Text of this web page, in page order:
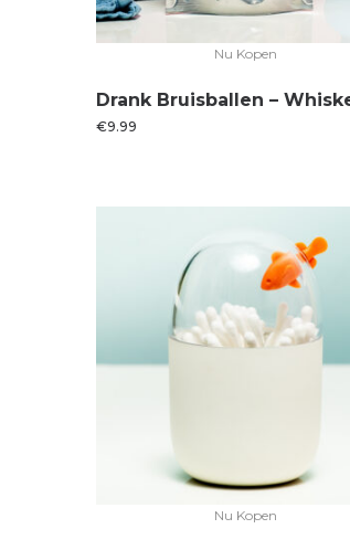
Nu Kopen
Drank Bruisballen –
€9.99
Nu Kopen